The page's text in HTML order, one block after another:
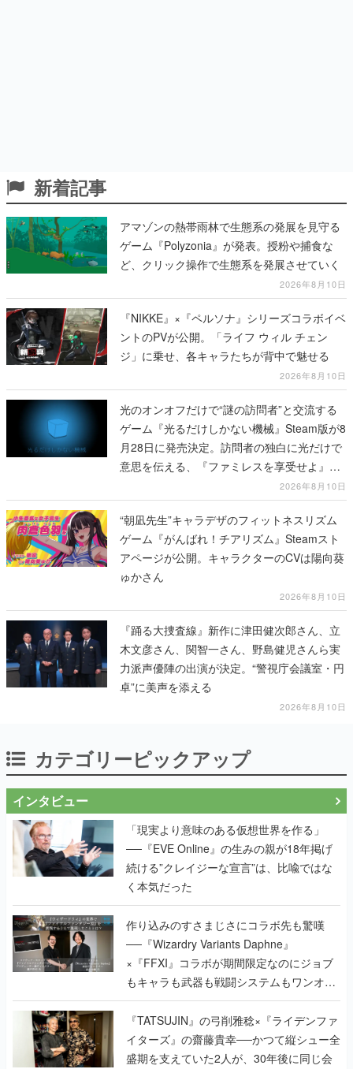
新着記事
アマゾンの熱帯雨林で生態系の発展を見守る
ゲーム『Polyzonia』が発表。授粉や捕食な
ど、クリック操作で生態系を発展させていく
2026年8月10日
『NIKKE』×『ペルソナ』シリーズコラボイベ
ントのPVが公開。「ライフ ウィル チェン
ジ」に乗せ、各キャラたちが背中で魅せる
2026年8月10日
光のオンオフだけで“謎の訪問者”と交流する
ゲーム『光るだけしかない機械』Steam版が8
月28日に発売決定。訪問者の独白に光だけで
意思を伝える、『ファミレスを享受せよ』開
2026年8月10日
“朝凪先生”キャラデザのフィットネスリズム
ゲーム『がんばれ！チアリズム』Steamスト
アページが公開。キャラクターのCVは陽向葵
ゅかさん
2026年8月10日
『踊る大捜査線』新作に津田健次郎さん、立
木文彦さん、関智一さん、野島健児さんら実
力派声優陣の出演が決定。“警視庁会議室・円
卓”に美声を添える
2026年8月10日
カテゴリーピックアップ
インタビュー
「現実より意味のある仮想世界を作る」
──『EVE Online』の生みの親が18年掲げ
続ける”クレイジーな宣言”は、比喩ではな
く本気だった
作り込みのすさまじさにコラボ先も驚嘆
──『Wizardry Variants Daphne』
×『FFXI』コラボが期間限定なのにジョブ
もキャラも武器も戦闘システムもワンオフ
で作り込まれた理由を両ディレクターに聞
く
『TATSUJIN』の弓削雅稔×『ライデンファ
イターズ』の齋藤貴幸──かつて縦シュー全
盛期を支えていた2人が、30年後に同じ会